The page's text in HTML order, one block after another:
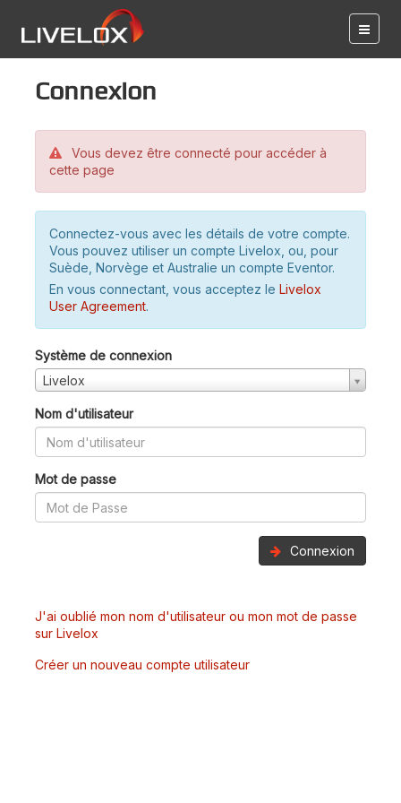
Connexion
Vous devez être connecté pour accéder à
cette page
Connectez-vous avec les détails de votre compte.
Vous pouvez utiliser un compte Livelox, ou, pour
Suède, Norvège et Australie un compte Eventor.
En vous connectant, vous acceptez le Livelox
User Agreement.
Système de connexion
Livelox
Nom d'utilisateur
Mot de passe
Connexion
J'ai oublié mon nom d'utilisateur ou mon mot de passe
sur Livelox
Créer un nouveau compte utilisateur